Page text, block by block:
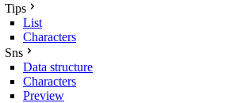
Tips
List
Characters
Sns
Data structure
Characters
Preview